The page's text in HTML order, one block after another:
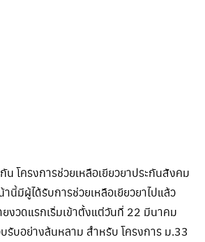
น โครงการช่วยเหลือเยียวยาประกันสังคม
นี้มีผู้ได้รับการช่วยเหลือเยียวยาไปแล้ว
งวดแรกเริ่มเข้าตั้งแต่วันที่ 22 มีนาคม
รับอย่างล้นหลาม สำหรับ โครงการ ม.33